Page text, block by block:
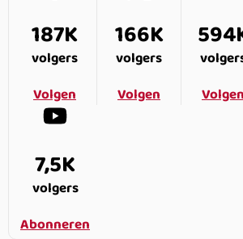
187K
volgers
Volgen
166K
volgers
Volgen
7,5K
volgers
Abonneren